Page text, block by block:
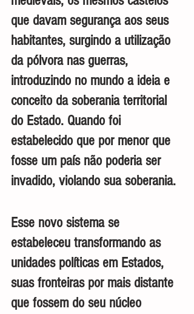
que davam segurança aos seus
habitantes, surgindo a utilização
da pólvora nas guerras,
introduzindo no mundo a ideia e
conceito da soberania territorial
do Estado. Quando foi
estabelecido que por menor que
fosse um país não poderia ser
invadido, violando sua soberania.
Esse novo sistema se
estabeleceu transformando as
unidades políticas em Estados,
suas fronteiras por mais distante
que fossem do seu núcleo